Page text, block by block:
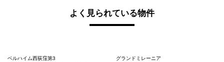
よく見られている物件
ベルハイム西荻窪第3
グランドミレーニア